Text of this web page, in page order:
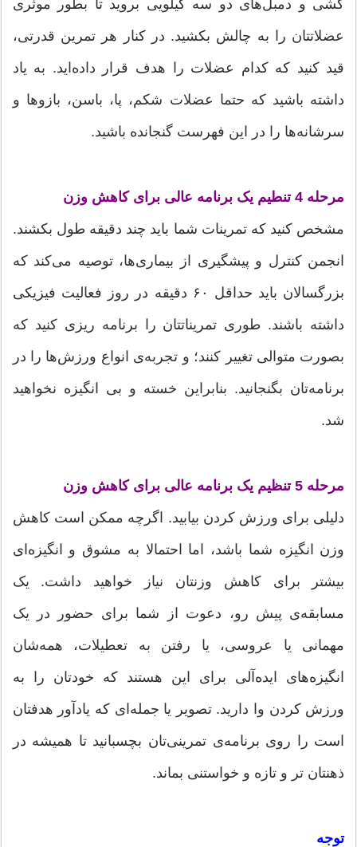
کشی و دمبل‌های دو سه کیلویی بروید تا بطور موثری
عضلاتتان را به چالش بکشید. در کنار هر تمرین قدرتی،
قید کنید که کدام عضلات را هدف قرار داده‌اید. به یاد
داشته باشید که حتما عضلات شکم، پا، باسن، بازوها و
سرشانه‌ها را در این فهرست گنجانده باشید.
مرحله 4 تنطیم یک برنامه عالی برای کاهش وزن
مشخص کنید که تمرینات شما باید چند دقیقه طول بکشند.
انجمن کنترل و پیشگیری از بیماری‌ها، توصیه می‌کند که
بزرگسالان باید حداقل ۶۰ دقیقه در روز فعالیت فیزیکی
داشته باشند. طوری تمریناتتان را برنامه ریزی کنید که
بصورت متوالی تغییر کنند؛ و تجربه‌ی انواع ورزش‌ها را در
برنامه‌تان بگنجانید. بنابراین خسته و بی انگیزه نخواهید
شد.
مرحله 5 تنظیم یک برنامه عالی برای کاهش وزن
دلیلی برای ورزش کردن بیابید. اگرچه ممکن است کاهش
وزن انگیزه‌ شما باشد، اما احتمالا به مشوق و انگیزه‌ای
بیشتر برای کاهش وزنتان نیاز خواهید داشت. یک
مسابقه‌ی پیش رو، دعوت از شما برای حضور در یک
مهمانی یا عروسی، یا رفتن به تعطیلات، همه‌شان
انگیزه‌های ایده‌آلی برای این هستند که خودتان را به
ورزش کردن وا دارید. تصویر یا جمله‌ای که یادآور هدفتان
است را روی برنامه‌ی تمرینی‌تان بچسبانید تا همیشه در
ذهنتان تر و تازه و خواستنی بماند.
توجه